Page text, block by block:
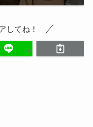
してね！